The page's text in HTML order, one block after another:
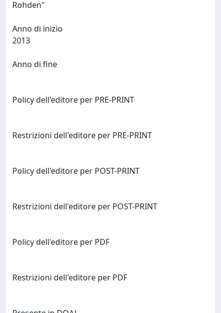
Anno di inizio
Anno di fine
Policy dell'editore per PRE-PRINT
Restrizioni dell'editore per PRE-PRINT
Policy dell'editore per POST-PRINT
Restrizioni dell'editore per POST-PRINT
Policy dell'editore per PDF
Restrizioni dell'editore per PDF